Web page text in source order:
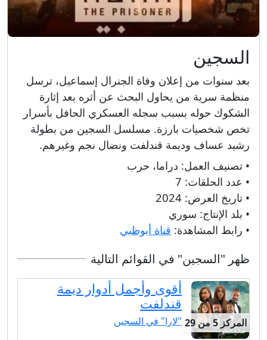
السجين
بعد سنوات من إعلان وفاة الجنرال إسماعيل، ترسل
منظمة سرية من يحاول البحث عن أثره بعد إثارة
الشكوك حوله بسبب سجله العسكري الحافل بأسرار
تخص شخصيات بارزة. مسلسل السجين من بطولة
رشيد عساف وديمة قندلفت ونضال نجم وغيرهم.
• تصنيف العمل: دراما، حرب
• عدد الحلقات: 7
• تاريخ العرض: 2024
• بلد الإنتاج: سوري
• رابط المشاهدة: قناة أبوظبي
ظهر "السجين" في القوائم التالية
المركز 5 من 29
أقوى وأجمل أدوار ديمة
قندلفت
"لارا" في السجين